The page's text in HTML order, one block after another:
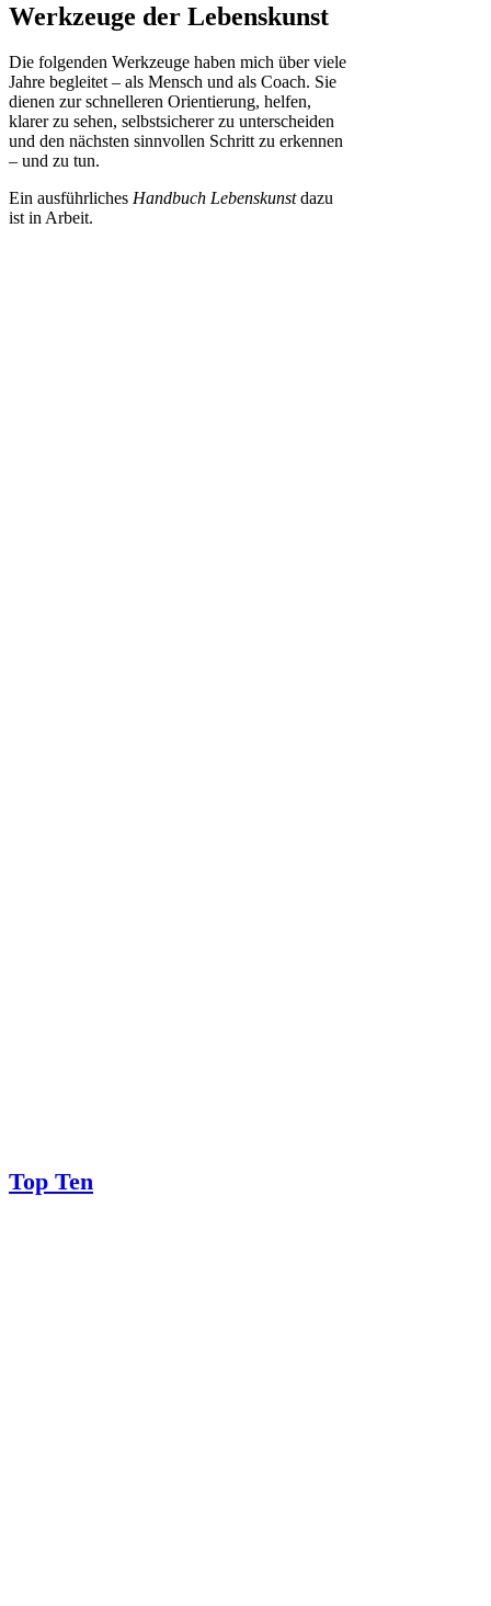
Werkzeuge der Lebenskunst
Die folgenden Werkzeuge haben mich über viele
Jahre begleitet – als Mensch und als Coach. Sie
dienen zur schnelleren Orientierung, helfen,
klarer zu sehen, selbstsicherer zu unterscheiden
und den nächsten sinnvollen Schritt zu erkennen
– und zu tun.
Ein ausführliches Handbuch Lebenskunstdazu
ist in Arbeit.
Top Ten